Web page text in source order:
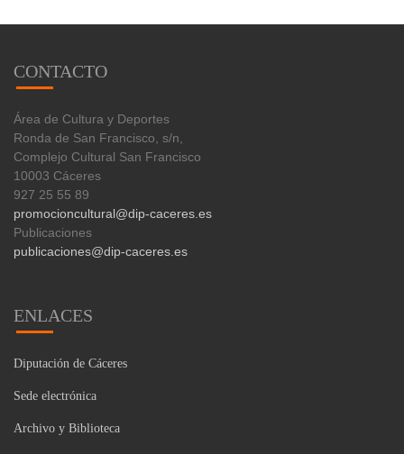
CONTACTO
Área de Cultura y Deportes
Ronda de San Francisco, s/n,
Complejo Cultural San Francisco
10003 Cáceres
927 25 55 89
promocioncultural@dip-caceres.es
Publicaciones
publicaciones@dip-caceres.es
ENLACES
Diputación de Cáceres
Sede electrónica
Archivo y Biblioteca